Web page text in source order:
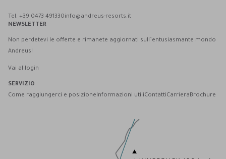
Tel. +39 0473 491330info@andreus-resorts.it
NEWSLETTER
Non perdetevi le offerte e rimanete aggiornati sull’entusiasmante mondo
Andreus!
Vai al login
SERVIZIO
Come raggiungerci e posizioneInformazioni utiliContattiCarrieraBrochure